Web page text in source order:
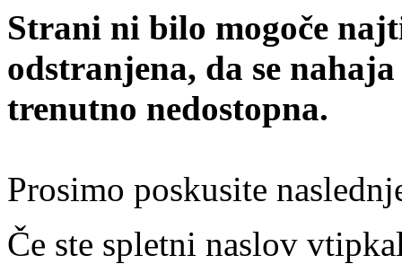
Strani ni bilo mogoče
odstranjena, da se
trenutno nedostopna.
Prosimo poskusite
Če ste spletni naslov